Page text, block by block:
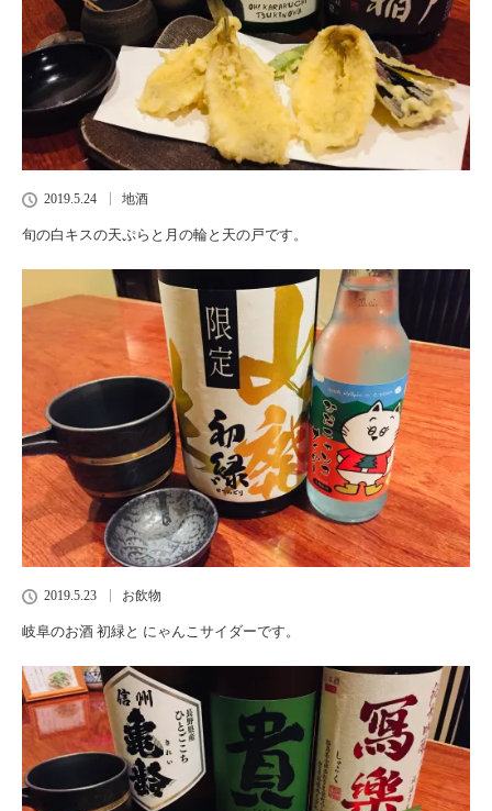
2019.5.24 地酒
旬の白キスの天ぷらと月の輪と天の戸です。
2019.5.23 お飲物
岐阜のお酒 初緑と にゃんこサイダーです。